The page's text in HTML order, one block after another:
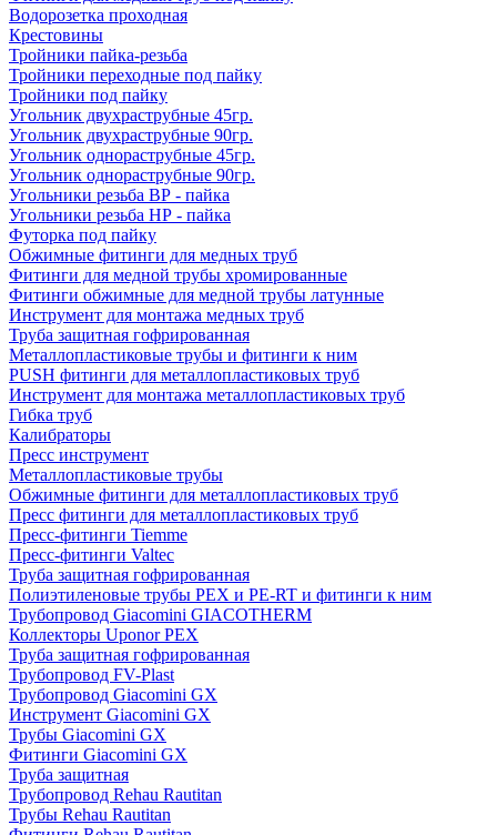
Водорозетка проходная
Крестовины
Тройники пайка-резьба
Тройники переходные под пайку
Тройники под пайку
Угольник двухраструбные 45гр.
Угольник двухраструбные 90гр.
Угольник однораструбные 45гр.
Угольник однораструбные 90гр.
Угольники резьба ВР - пайка
Угольники резьба НР - пайка
Футорка под пайку
Обжимные фитинги для медных труб
Фитинги для медной трубы хромированные
Фитинги обжимные для медной трубы латунные
Инструмент для монтажа медных труб
Труба защитная гофрированная
Металлопластиковые трубы и фитинги к ним
PUSH фитинги для металлопластиковых труб
Инструмент для монтажа металлопластиковых труб
Гибка труб
Калибраторы
Пресс инструмент
Металлопластиковые трубы
Обжимные фитинги для металлопластиковых труб
Пресс фитинги для металлопластиковых труб
Пресс-фитинги Tiemme
Пресс-фитинги Valtec
Труба защитная гофрированная
Полиэтиленовые трубы PEX и PE-RT и фитинги к ним
Трубопровод Giacomini GIACOTHERM
Коллекторы Uponor PEX
Труба защитная гофрированная
Трубопровод FV-Plast
Трубопровод Giacomini GX
Инструмент Giacomini GX
Трубы Giacomini GX
Фитинги Giacomini GX
Труба защитная
Трубопровод Rehau Rautitan
Трубы Rehau Rautitan